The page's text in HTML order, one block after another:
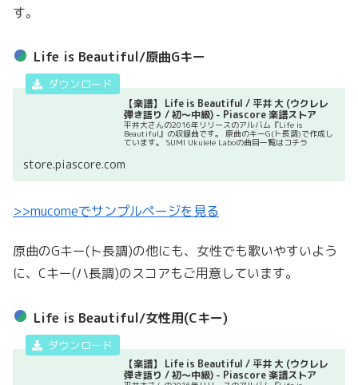
す。
Life is Beautiful/原曲Gキー
【楽譜】 Life is Beautiful / 平井 大 (ウクレレ
弾き語り / 初〜中級) - Piascore 楽譜ストア
平井大さんの2016年リリースのアルバム『Life is
Beautiful』の収録曲です。 原曲のキーG(ト長調)で作成し
ています。 SUMI Ukulele Laboの曲目一覧はコチラ
store.piascore.com
>>mucomeでサンプルページを見る
原曲のGキー(ト長調)の他にも、女性でも歌いやすいよう
に、Cキー(ハ長調)のスコアもご用意しています。
Life is Beautiful/女性用(Cキー)
【楽譜】 Life is Beautiful / 平井 大 (ウクレレ
弾き語り / 初〜中級) - Piascore 楽譜ストア